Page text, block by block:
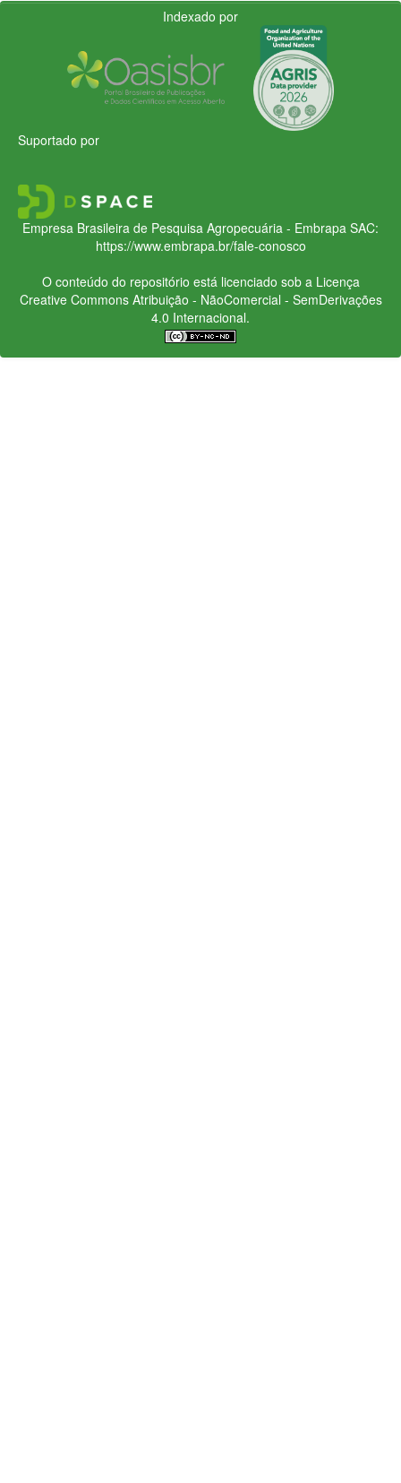
Indexado por
Suportado por
Empresa Brasileira de Pesquisa Agropecuária - Embrapa SAC:
https://www.embrapa.br/fale-conosco
O conteúdo do repositório está licenciado sob a Licença
Creative CommonsAtribuição - NãoComercial - SemDerivações
4.0 Internacional.